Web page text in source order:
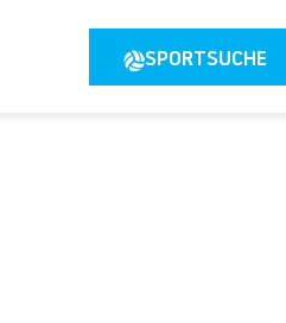
SPORTSUCHE